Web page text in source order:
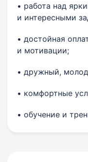
• работа над
и интересными
• достойная
и мотивации;
• дружный,
• комфортные
• обучение и